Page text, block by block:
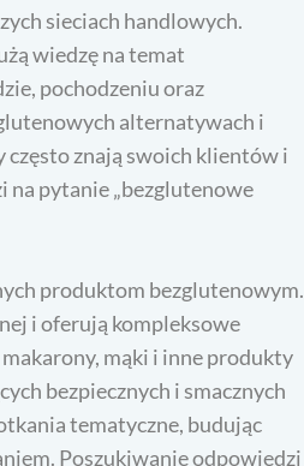
sieciach handlowych.
wiedzę na temat
pochodzeniu oraz
alternatywach i
często znają swoich klientów i
na pytanie „bezglutenowe
produktom bezglutenowym.
i oferują kompleksowe
mąki i inne produkty
bezpiecznych i smacznych
tematyczne, budując
Poszukiwanie odpowiedzi